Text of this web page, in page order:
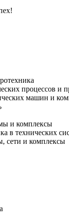
процессов и
машин и
и комплексы
в технических
сети и комплексы